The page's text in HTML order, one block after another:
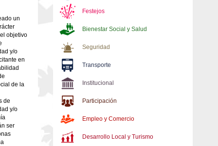
un
objetivo
y/o
en
de la
de
y/o
ser
Festejos
Bienestar Social y Salud
Seguridad
Transporte
Institucional
Participación
Empleo y Comercio
Desarrollo Local y Turismo